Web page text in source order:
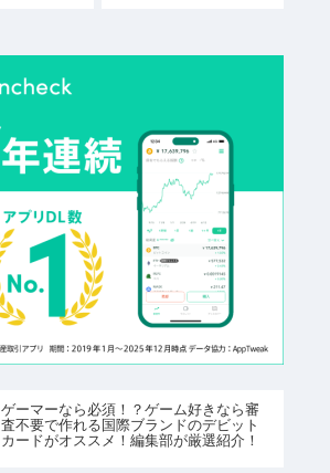
ゲーマーなら必須！？ゲーム好きなら審
査不要で作れる国際ブランドのデビット
カードがオススメ！編集部が厳選紹介！